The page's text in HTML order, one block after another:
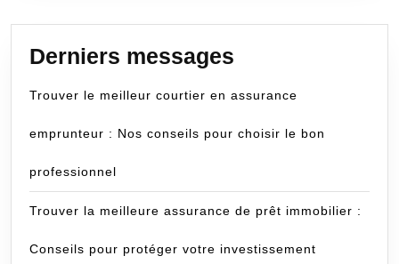
Derniers messages
Trouver le meilleur courtier en assurance
emprunteur : Nos conseils pour choisir le bon
professionnel
Trouver la meilleure assurance de prêt immobilier :
Conseils pour protéger votre investissement